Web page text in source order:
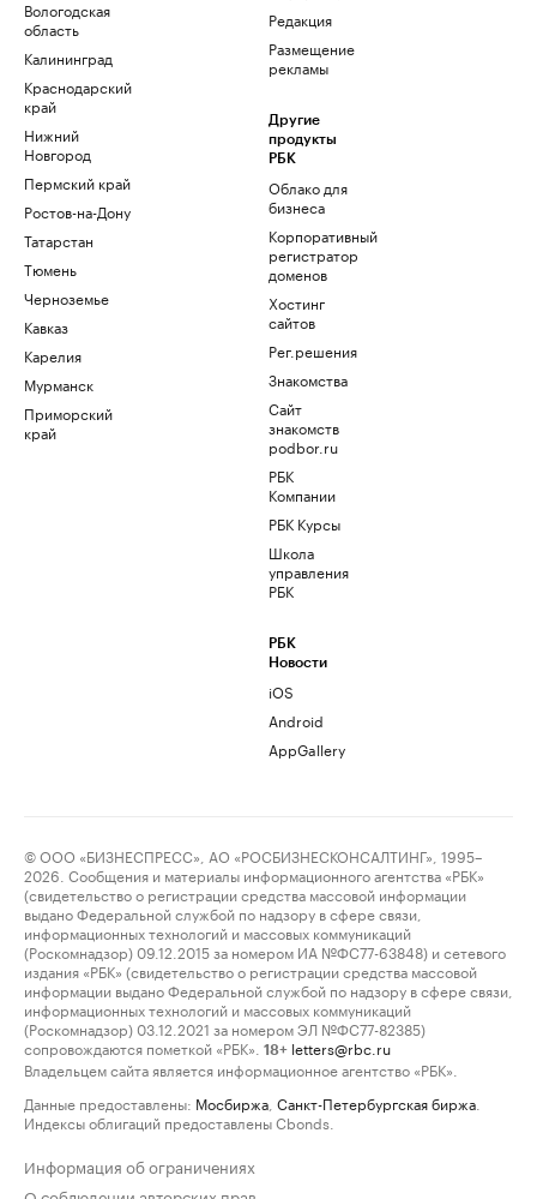
Вологодская
область
Калининград
Краснодарский
край
Нижний
Новгород
Пермский край
Ростов-на-Дону
Татарстан
Тюмень
Черноземье
Кавказ
Карелия
Мурманск
Приморский
край
Редакция
Размещение
рекламы
Другие
продукты
РБК
Облако для
бизнеса
Корпоративный
регистратор
доменов
Хостинг
сайтов
Рег.решения
Знакомства
Сайт
знакомств
podbor.ru
РБК
Компании
РБК Курсы
Школа
управления
РБК
РБК
Новости
iOS
Android
AppGallery
© ООО «БИЗНЕСПРЕСС», АО «РОСБИЗНЕСКОНСАЛТИНГ», 1995–
2026. Сообщения и материалы информационного агентства «РБК»
(свидетельство о регистрации средства массовой информации
выдано Федеральной службой по надзору в сфере связи,
информационных технологий и массовых коммуникаций
(Роскомнадзор) 09.12.2015 за номером ИА №ФС77-63848) и сетевого
издания «РБК» (свидетельство о регистрации средства массовой
информации выдано Федеральной службой по надзору в сфере связи,
информационных технологий и массовых коммуникаций
(Роскомнадзор) 03.12.2021 за номером ЭЛ №ФС77-82385)
сопровождаются пометкой «РБК».
18+ letters@rbc.ru
Владельцем сайта является информационное агентство «РБК».
Данные предоставлены: Мосбиржа Санкт-Петербургская биржа
Индексы облигаций предоставлены Cbonds.
Информация об ограничениях